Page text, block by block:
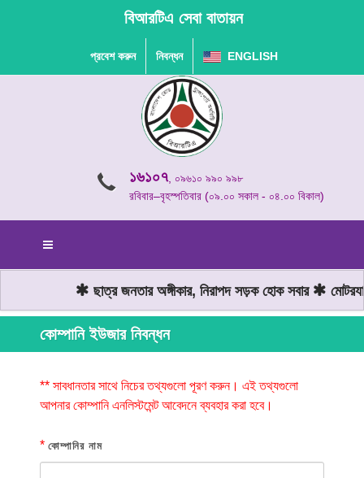
বিআরটিএ সেবা বাতায়ন
প্রবেশ করুন নিবন্ধন ENGLISH
১৬১০৭, ০৯৬১০ ৯৯০ ৯৯৮
রবিবার–বৃহস্পতিবার (০৯.০০ সকাল - ০৪.০০ বিকাল)
ছাত্র জনতার অঙ্গীকার, নিরাপদ সড়ক হোক সবার মোটরযান
কোম্পানি ইউজার নিবন্ধন
** সাবধানতার সাথে নিচের তথ্যগুলো পূরণ করুন। এই তথ্যগুলো
আপনার কোম্পানি এনলিস্টমেন্ট আবেদনে ব্যবহার করা হবে।
* কোম্পানির নাম